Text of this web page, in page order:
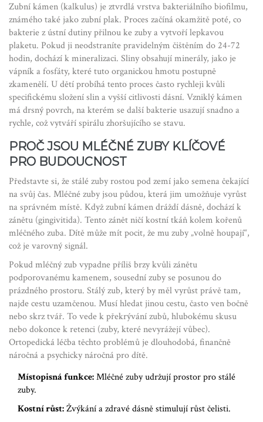
Zubní kámen (kalkulus) je ztvrdlá vrstva bakteriálního biofilmu,
známého také jako zubní plak. Proces začíná okamžitě poté, co
bakterie z ústní dutiny přilnou ke zuby a vytvoří lepkavou
plaketu. Pokud ji neodstraníte pravidelným čištěním do 24-72
hodin, dochází k mineralizaci. Sliny obsahují minerály, jako je
vápník a fosfáty, které tuto organickou hmotu postupně
zkamenělí. U dětí probíhá tento proces často rychleji kvůli
specifickému složení slin a vyšší citlivosti dásní. Vzniklý kámen
má drsný povrch, na kterém se další bakterie usazují snadno a
rychle, což vytváří spirálu zhoršujícího se stavu.
PROČ JSOU MLÉČNÉ ZUBY KLÍČOVÉ
PRO BUDOUCNOST
Představte si, že stálé zuby rostou pod zemí jako semena čekající
na svůj čas. Mléčné zuby jsou půdou, která jim umožňuje vyrůst
na správném místě. Když zubní kámen dráždí dásně, dochází k
zánětu (gingivitida). Tento zánět ničí kostní tkáň kolem kořenů
mléčného zuba. Dítě může mít pocit, že mu zuby „volně houpají“,
což je varovný signál.
Pokud mléčný zub vypadne příliš brzy kvůli zánětu
podporovanému kamenem, sousední zuby se posunou do
prázdného prostoru. Stálý zub, který by měl vyrůst právě tam,
najde cestu uzamčenou. Musí hledat jinou cestu, často ven bočně
nebo skrz tvář. To vede k překrývání zubů, hlubokému skusu
nebo dokonce k retenci (zuby, které nevyrážejí vůbec).
Ortopedická léčba těchto problémů je dlouhodobá, finančně
náročná a psychicky náročná pro dítě.
Místopisná funkce:Mléčné zuby udržují prostor pro stálé
zuby.
Kostní růst:Žvýkání a zdravé dásně stimulují růst čelisti.